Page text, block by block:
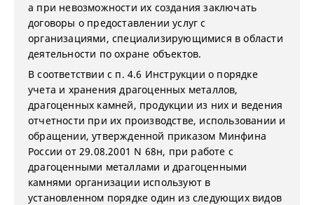
а при невозможности их создания заключать
договоры о предоставлении услуг с
организациями, специализирующимися в области
деятельности по охране объектов.
В соответствии с п. 4.6 Инструкции о порядке
учета и хранения драгоценных металлов,
драгоценных камней, продукции из них и ведения
отчетности при их производстве, использовании и
обращении, утвержденной приказом Минфина
России от 29.08.2001 N 68н, при работе с
драгоценными металлами и драгоценными
камнями организации используют в
установленном порядке один из следующих видов